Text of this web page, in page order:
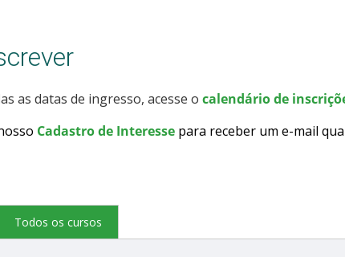
as datas de ingresso, acesse o calendário de
Cadastro de Interesse para receber um e-mail
Todos os cursos